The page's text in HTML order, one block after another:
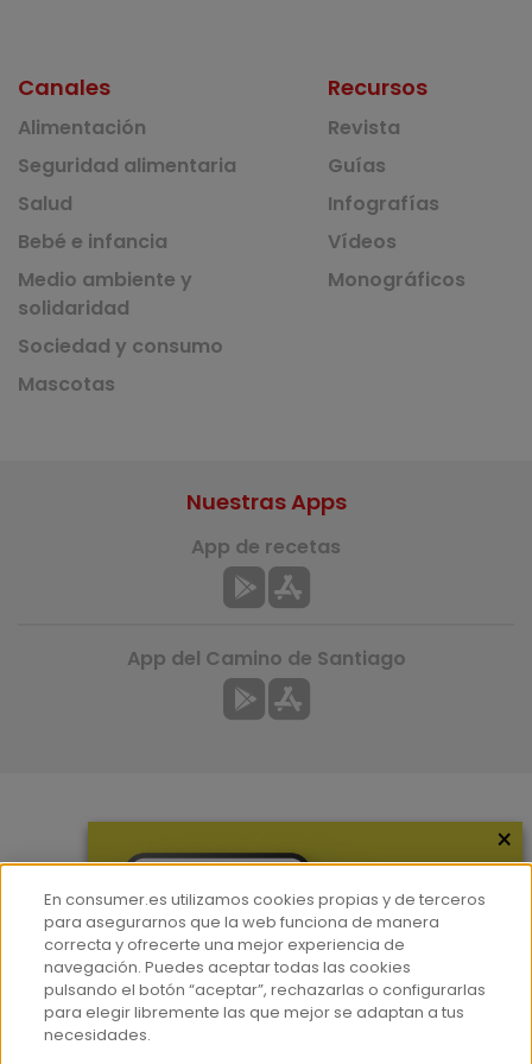
Canales
Alimentación
Seguridad alimentaria
Salud
Bebé e infancia
Medio ambiente y
solidaridad
Sociedad y consumo
Mascotas
Recursos
Revista
Guías
Infografías
Vídeos
Monográficos
Hemeroteca
Contacto
Prensa
Corpus Lingüístico Consumer
Nuestras Apps
App de recetas
App del Camino de Santiago
×
En consumer.es utilizamos cookies propias y de terceros
para asegurarnos que la web funciona de manera
correcta y ofrecerte una mejor experiencia de
navegación. Puedes aceptar todas las cookies
pulsando el botón “aceptar”, rechazarlas o configurarlas
para elegir libremente las que mejor se adaptan a tus
necesidades.